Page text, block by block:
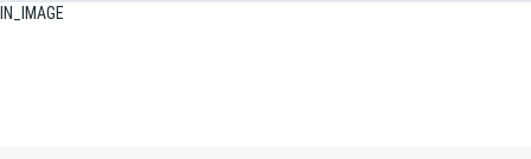
IN_IMAGE